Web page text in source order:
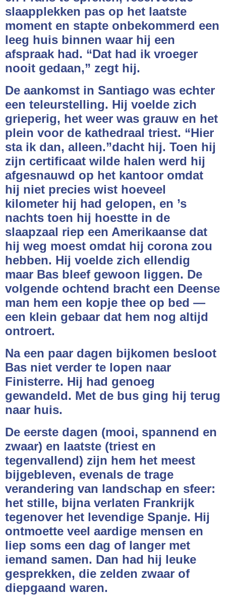
slaapplekken pas op het laatste
moment en stapte onbekommerd een
leeg huis binnen waar hij een
afspraak had. “Dat had ik vroeger
nooit gedaan,” zegt hij.
De aankomst in Santiago was echter
een teleurstelling. Hij voelde zich
grieperig, het weer was grauw en het
plein voor de kathedraal triest. “Hier
sta ik dan, alleen.”dacht hij. Toen hij
zijn certificaat wilde halen werd hij
afgesnauwd op het kantoor omdat
hij niet precies wist hoeveel
kilometer hij had gelopen, en ’s
nachts toen hij hoestte in de
slaapzaal riep een Amerikaanse dat
hij weg moest omdat hij corona zou
hebben. Hij voelde zich ellendig
maar Bas bleef gewoon liggen. De
volgende ochtend bracht een Deense
man hem een kopje thee op bed —
een klein gebaar dat hem nog altijd
ontroert.
Na een paar dagen bijkomen besloot
Bas niet verder te lopen naar
Finisterre. Hij had genoeg
gewandeld. Met de bus ging hij terug
naar huis.
De eerste dagen (mooi, spannend en
zwaar) en laatste (triest en
tegenvallend) zijn hem het meest
bijgebleven, evenals de trage
verandering van landschap en sfeer:
het stille, bijna verlaten Frankrijk
tegenover het levendige Spanje. Hij
ontmoette veel aardige mensen en
liep soms een dag of langer met
iemand samen. Dan had hij leuke
gesprekken, die zelden zwaar of
diepgaand waren.